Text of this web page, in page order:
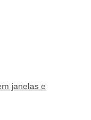
janelas e